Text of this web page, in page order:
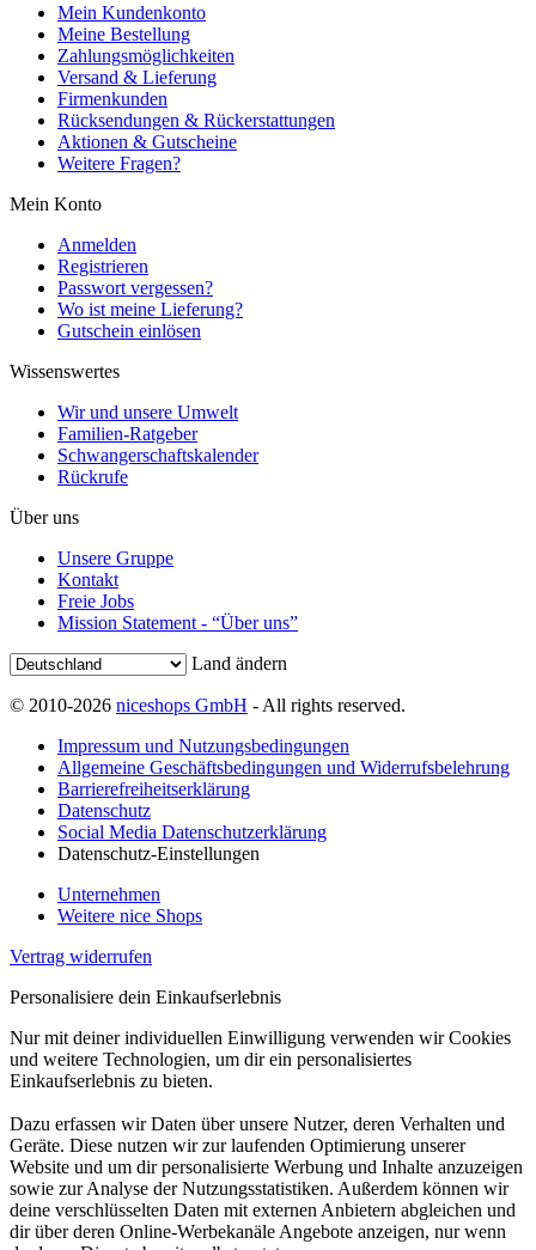
Mein Kundenkonto
Meine Bestellung
Zahlungsmöglichkeiten
Versand & Lieferung
Firmenkunden
Rücksendungen & Rückerstattungen
Aktionen & Gutscheine
Weitere Fragen?
Mein Konto
Anmelden
Registrieren
Passwort vergessen?
Wo ist meine Lieferung?
Gutschein einlösen
Wissenswertes
Wir und unsere Umwelt
Familien-Ratgeber
Schwangerschaftskalender
Rückrufe
Über uns
Unsere Gruppe
Kontakt
Freie Jobs
Mission Statement - “Über uns”
Land ändern
© 2010-2026 niceshops GmbH - All rights reserved.
Impressum und Nutzungsbedingungen
Allgemeine Geschäftsbedingungen und Widerrufsbelehrung
Barrierefreiheitserklärung
Datenschutz
Social Media Datenschutzerklärung
Datenschutz-Einstellungen
Unternehmen
Weitere nice Shops
Vertrag widerrufen
Personalisiere dein Einkaufserlebnis
Nur mit deiner individuellen Einwilligung verwenden wir Cookies
und weitere Technologien, um dir ein personalisiertes
Einkaufserlebnis zu bieten.
Dazu erfassen wir Daten über unsere Nutzer, deren Verhalten und
Geräte. Diese nutzen wir zur laufenden Optimierung unserer
Website und um dir personalisierte Werbung und Inhalte anzuzeigen
sowie zur Analyse der Nutzungsstatistiken. Außerdem können wir
deine verschlüsselten Daten mit externen Anbietern abgleichen und
dir über deren Online-Werbekanäle Angebote anzeigen, nur wenn